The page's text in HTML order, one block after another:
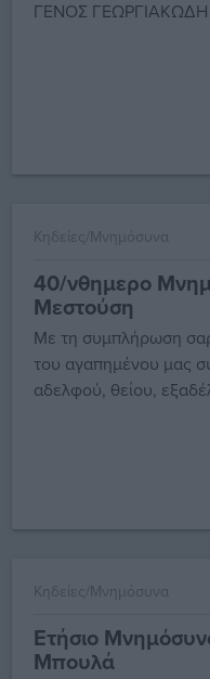
ΓΕΝΟΣ
Κηδείες/Μνημόσυνα
40/νθημερο
Μεστούση
Με τη συμπλήρωση
του αγαπημένου μας
αδελφού, θείου,
Κηδείες/Μνημόσυνα
Ετήσιο
Μπουλά